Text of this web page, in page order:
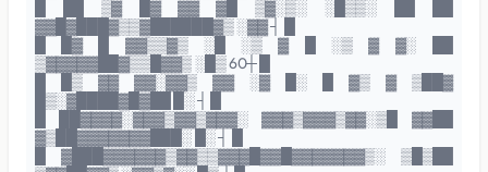
█ ██ ▒▓ █▓ ▓▓ ▓█ ▒▓░▒░ ░█▒▒░ ██ ██
▓▓█▓███▓▒▒▓██████▓▒ ░▓▓ ┤ █
█ █▓ █ ▓▓▒▒▓▒ ░█ ░▒ ▓ █ ░▒ ▓ ▓░ ██
▒▓▓▓▓▓██▓▒▒█▓▓▒ ░█▒ 60┼ █
█ █▒ ▓▓ ▓▓░▓▓▒ ▓▓ ░▓ █░ █ ▓▒ ▓ ▒██▓
█▒░▓████▓█▓██ █░ ┤ █
█ ██▓▓▓▓░▓▓▓▒▓▓▒▓▓▓░ ▓▓▓▒▓▓▓▒▓▓░▒█ ▓▓██
▓▒██▓▓▓▓▓▓▓███░ █░ ┤ █
█ ▓███▓▓▓▓▓▓▒▓▓▒▒▓▓▓█▓▓█▓▓▓▓▓▓▓▒░ ▒█▒██